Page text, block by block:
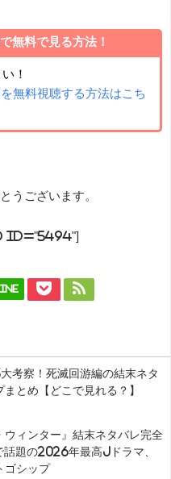
無料で見る方法！
！
無料視聴する方法はこち
うございます。
id="5494"]
考察！死滅回游編の結末ネタ
とめ【どこで見れる？】
ウィンター』結末ネタバレ完全
の2026年最高Jドラマ、
ゴシップ